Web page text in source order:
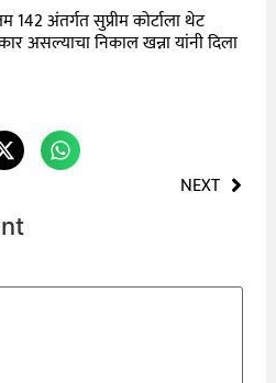
अंतर्गत सुप्रीम कोर्टाला थेट
असल्याचा निकाल खन्ना यांनी दिला
NEXT